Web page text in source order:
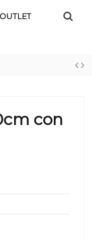
OUTLET
con